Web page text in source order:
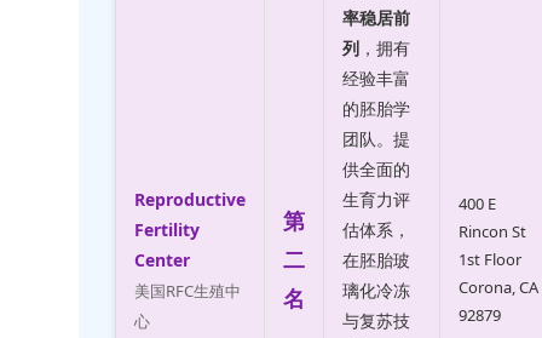
Reproductive
Fertility
Center
美国RFC生殖中
心
第
二
名
率稳居前
列，拥有
经验丰富
的胚胎学
团队。提
供全面的
生育力评
估体系，
在胚胎玻
璃化冷冻
与复苏技
400 E
Rincon St
1st Floor
Corona, CA
92879